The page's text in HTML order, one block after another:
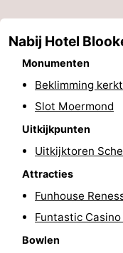
Haamstede
Résidence
Hof
Haamstede
-
Schouwen
Schouwse
Haert
Wijde
Blick
Zeeland
Village
Zeeuwse
Kust
Zonnedorp
Nabij Hotel
Monumenten
Beklimming
Slot Moermond
Uitkijkpunten
Uitkijktoren
Attracties
Funhouse
Funtastic Casino
Bowlen